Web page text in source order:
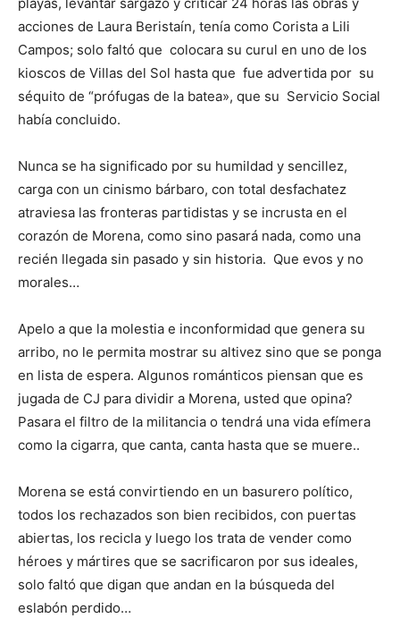
acciones de Laura Beristaín, tenía como Corista a Lili
Campos; solo faltó que colocara su curul en uno de los
kioscos de Villas del Sol hasta que fue advertida por su
séquito de “prófugas de la batea», que su Servicio Social
había concluido.
Nunca se ha significado por su humildad y sencillez,
carga con un cinismo bárbaro, con total desfachatez
atraviesa las fronteras partidistas y se incrusta en el
corazón de Morena, como sino pasará nada, como una
recién llegada sin pasado y sin historia. Que evos y no
morales…
Apelo a que la molestia e inconformidad que genera su
arribo, no le permita mostrar su altivez sino que se ponga
en lista de espera. Algunos románticos piensan que es
jugada de CJ para dividir a Morena, usted que opina?
Pasara el filtro de la militancia o tendrá una vida efímera
como la cigarra, que canta, canta hasta que se muere..
Morena se está convirtiendo en un basurero político,
todos los rechazados son bien recibidos, con puertas
abiertas, los recicla y luego los trata de vender como
héroes y mártires que se sacrificaron por sus ideales,
solo faltó que digan que andan en la búsqueda del
eslabón perdido…